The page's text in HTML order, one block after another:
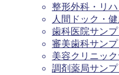
整形外科・リ
人間ドック・
歯科医院サン
審美歯科サン
美容クリニッ
調剤薬局サン